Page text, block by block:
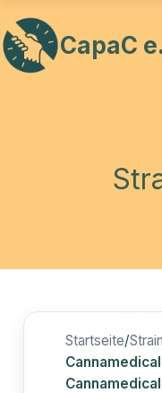
Inhalt
springen
CapaC
Startseite/
Cannamedical
Cannamedical